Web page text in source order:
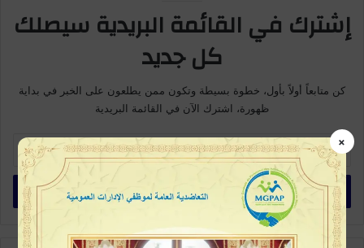
إشترك في القائمة البريدية سيصلك
كل جديد
كن متابعاً أولاً بأول، خطوة بسيطة وتكون ممن يطلعون على الخبر في بداية
ظهورة، اشترك الآن في القائمة البريدية
خ
ب
×